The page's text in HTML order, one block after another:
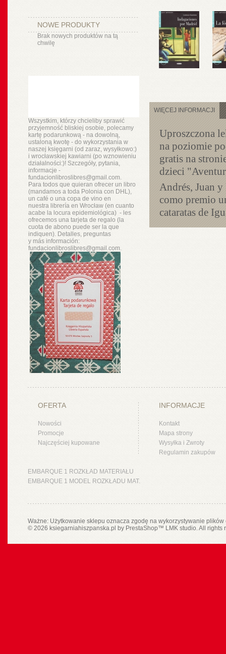
NOWE PRODUKTY
Brak nowych produktów na tą
chwilę
Wszystkim, którzy chcieliby sprawić
przyjemność bliskiej osobie, polecamy
kartę podarunkową - na dowolną,
ustaloną kwotę - do wykorzystania w
naszej księgarni (od zaraz, wysyłkowo:)
i wrocławskiej kawiarni (po wznowieniu
działalności:)! Szczegóły, pytania,
informacje -
fundacionlibroslibres@gmail.com.
Para todos que quieran ofrecer un libro
(mandamos a toda Polonia con DHL),
un café o una copa de vino en
nuestra libreríaen Wrocław (en cuanto
acabe la locura epidemiológica) - les
ofrecemos una tarjeta de regalo (la
cuota de abono puede ser la que
indiquen). Detalles, preguntas
y másinformación:
fundacionlibroslibres@gmail.com.
WIĘCEJ INFORMACJI
Uproszczona
na poziomie
gratis na
dzieci
Andrés, Juan
como premio
cataratas de
OFERTA
Nowości
Promocje
Najczęściej kupowane
INFORMACJE
Kontakt
Mapa strony
Wysyłka i Zwroty
Regulamin zakupów
EMBARQUE 1 ROZKŁAD MATERIAŁU
EMBARQUE 1 MODEL ROZKŁADU MAT.
Ważne: Użytkowanie sklepu oznacza zgodę na wykorzystywanie
© 2026 ksiegarniahiszpanska.pl by PrestaShop™ LMK studio. All rights